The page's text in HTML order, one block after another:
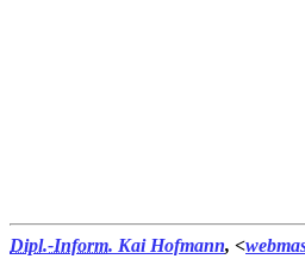
Dipl.-Inform. Kai Hofmann, <